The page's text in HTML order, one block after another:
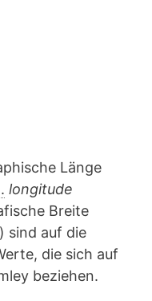
Länge
longitude
Breite
) sind auf die
die sich auf
beziehen.